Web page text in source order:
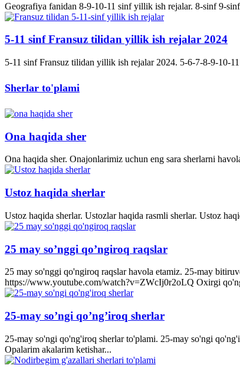
Geografiya fanidan 8-9-10-11 sinf yillik ish rejalar. 8-sinf 9-
5-11 sinf Fransuz tilidan yillik ish rejalar 2024
5-11 sinf Fransuz tilidan yillik ish rejalar 2024. 5-6-7-8-9-10-
Sherlar to'plami
Ona haqida sher
Ona haqida sher. Onajonlarimiz uchun eng sara sherlarni
Ustoz haqida sherlar
Ustoz haqida sherlar. Ustozlar haqida rasmli sherlar. Ustoz
25 may so’nggi qo’ngiroq raqslar
25 may so'nggi qo'ngiroq raqslar havola etamiz. 25-may
https://www.youtube.com/watch?v=ZWcIj0r2oLQ Oxirgi
25-may so’ngi qo’ng’iroq sherlar
25-may so'ngi qo'ng'iroq sherlar to'plami. 25-may so'ngi
Opalarim akalarim ketishar...